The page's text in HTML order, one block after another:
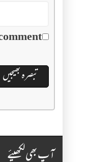
آپ بھی لکھیئے